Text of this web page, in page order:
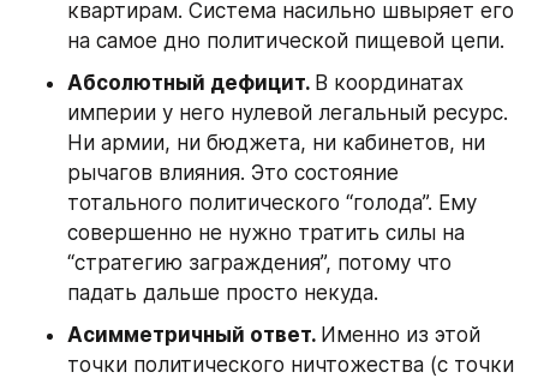
квартирам. Система насильно швыряет его
на самое дно политической пищевой цепи.
Абсолютный дефицит. В координатах
империи у него нулевой легальный ресурс.
Ни армии, ни бюджета, ни кабинетов, ни
рычагов влияния. Это состояние
тотального политического “голода”. Ему
совершенно не нужно тратить силы на
“стратегию заграждения”, потому что
падать дальше просто некуда.
Асимметричный ответ. Именно из этой
точки политического ничтожества (с точки